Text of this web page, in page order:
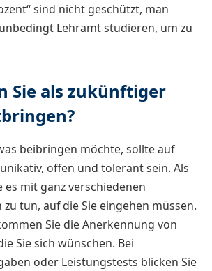
sind nicht geschützt, man
Lehramt studieren, um zu
Sie als zukünftiger
beibringen möchte, sollte auf
offen und tolerant sein. Als
es mit ganz verschiedenen
tun, auf die Sie eingehen müssen.
Sie die Anerkennung von
Sie sich wünschen. Bei
oder Leistungstests blicken Sie